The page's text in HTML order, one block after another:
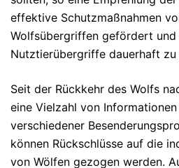
effektive Schutzmaßnahmen
Wolfsübergriffen gefördert
Nutztierübergriffe dauerhaft zu
Seit der Rückkehr des Wolfs
eine Vielzahl von
verschiedener
können Rückschlüsse auf die
von Wölfen gezogen werden.